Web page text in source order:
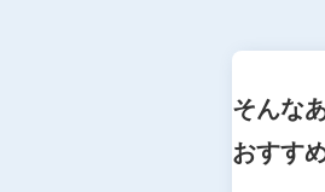
そんな
おすす